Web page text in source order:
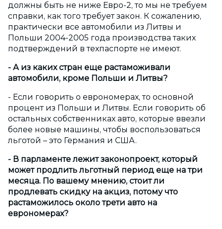
должны быть не ниже Евро-2, то мы не требуем
справки, как того требует закон. К сожалению,
практически все автомобили из Литвы и
Польши 2004-2005 года производства таких
подтверждений в техпаспорте не имеют.
- А из каких стран еще растаможивали
автомобили, кроме Польши и Литвы?
- Если говорить о еврономерах, то основной
процент из Польши и Литвы. Если говорить об
остальных собственниках авто, которые ввезли
более новые машины, чтобы воспользоваться
льготой – это Германия и США.
- В парламенте лежит законопроект, который
может продлить льготный период еще на три
месяца. По вашему мнению, стоит ли
продлевать скидку на акциз, потому что
растаможилось около трети авто на
еврономерах?